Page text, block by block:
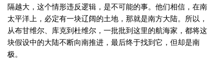
隔越大，这个情形违反逻辑，是不可能的事。他们相信，在南
太平洋上，必定有一块辽阔的土地，那就是南方大陆。所以，
从布甘维尔、库克到杜维尔，一批批到这里的航海家，都将这
块假设中的大陆不断向南推进，最后终于找到它，但却是南
极。